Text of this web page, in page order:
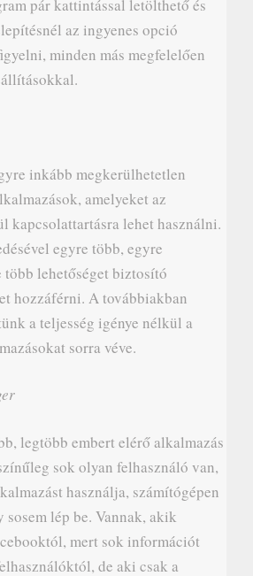
pár kattintással letölthető és
az ingyenes opció
minden más megfelelően
inkább megkerülhetetlen
amelyeket az
kapcsolattartásra lehet használni.
egyre több, egyre
több lehetőséget biztosító
hozzáférni. A továbbiakban
a teljesség igénye nélkül a
sorra véve.
legtöbb embert elérő alkalmazás
sok olyan felhasználó van,
használja, számítógépen
lép be. Vannak, akik
mert sok információt
de aki csak a